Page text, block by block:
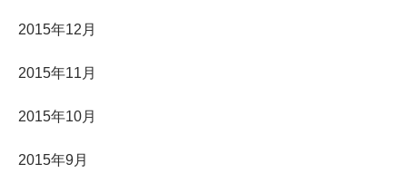
2015年12月
2015年11月
2015年10月
2015年9月